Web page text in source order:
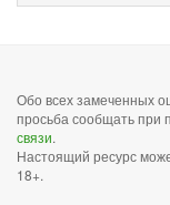
Обо всех замеченных
просьба сообщать
связи.
Настоящий ресурс
18+.